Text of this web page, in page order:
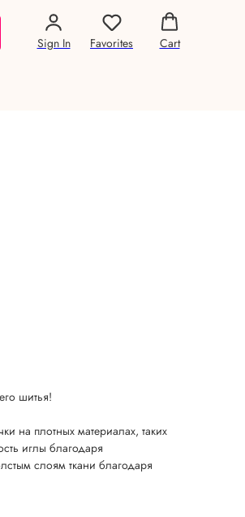
Sign In Favorites Cart
шитья!
на плотных материалах, таких
иглы благодаря
слоям ткани благодаря